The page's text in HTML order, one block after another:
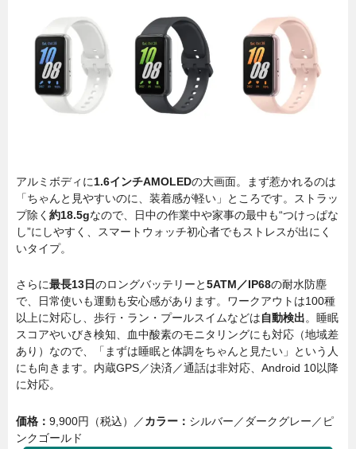
アルミボディに1.6インチAMOLEDの大画面。まず惹かれるのは
「ちゃんと見やすいのに、装着感が軽い」ところです。ストラッ
プ除く 約18.5gなので、日中の作業中や家事の最中も“つけっぱな
し”にしやすく、スマートウォッチ初心者でもストレスが出にく
いタイプ。
さらに最長13日のロングバッテリーと5ATM／IP68の耐水防塵
で、日常使いも運動も安心感があります。ワークアウトは100種
以上に対応し、歩行・ラン・プールスイムなどは自動検出。睡眠
スコアやいびき検知、血中酸素のモニタリングにも対応（地域差
あり）なので、「まずは睡眠と体調をちゃんと見たい」という人
にも向きます。 内蔵GPS／決済／通話は非対応、Android 10以降
に対応。
価格： 9,900円（税込）／カラー： シルバー／ダークグレー／ピ
ンクゴールド